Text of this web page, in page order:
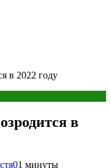
в 2022 году
в
01 минуты